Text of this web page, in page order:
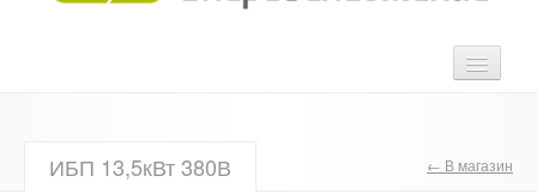
Оборудование
ИБП 13,5кВт 380В ← В магазин